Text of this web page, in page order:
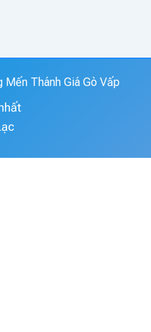
Thánh Giá Gò Vấp